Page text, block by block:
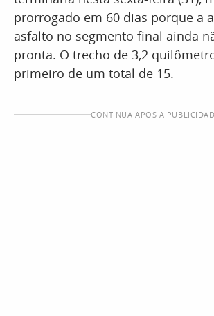
prorrogado em 60 dias porque a
asfalto no segmento final ainda
pronta. O trecho de 3,2
primeiro de um total de 15.
CONTINUA APÓS A